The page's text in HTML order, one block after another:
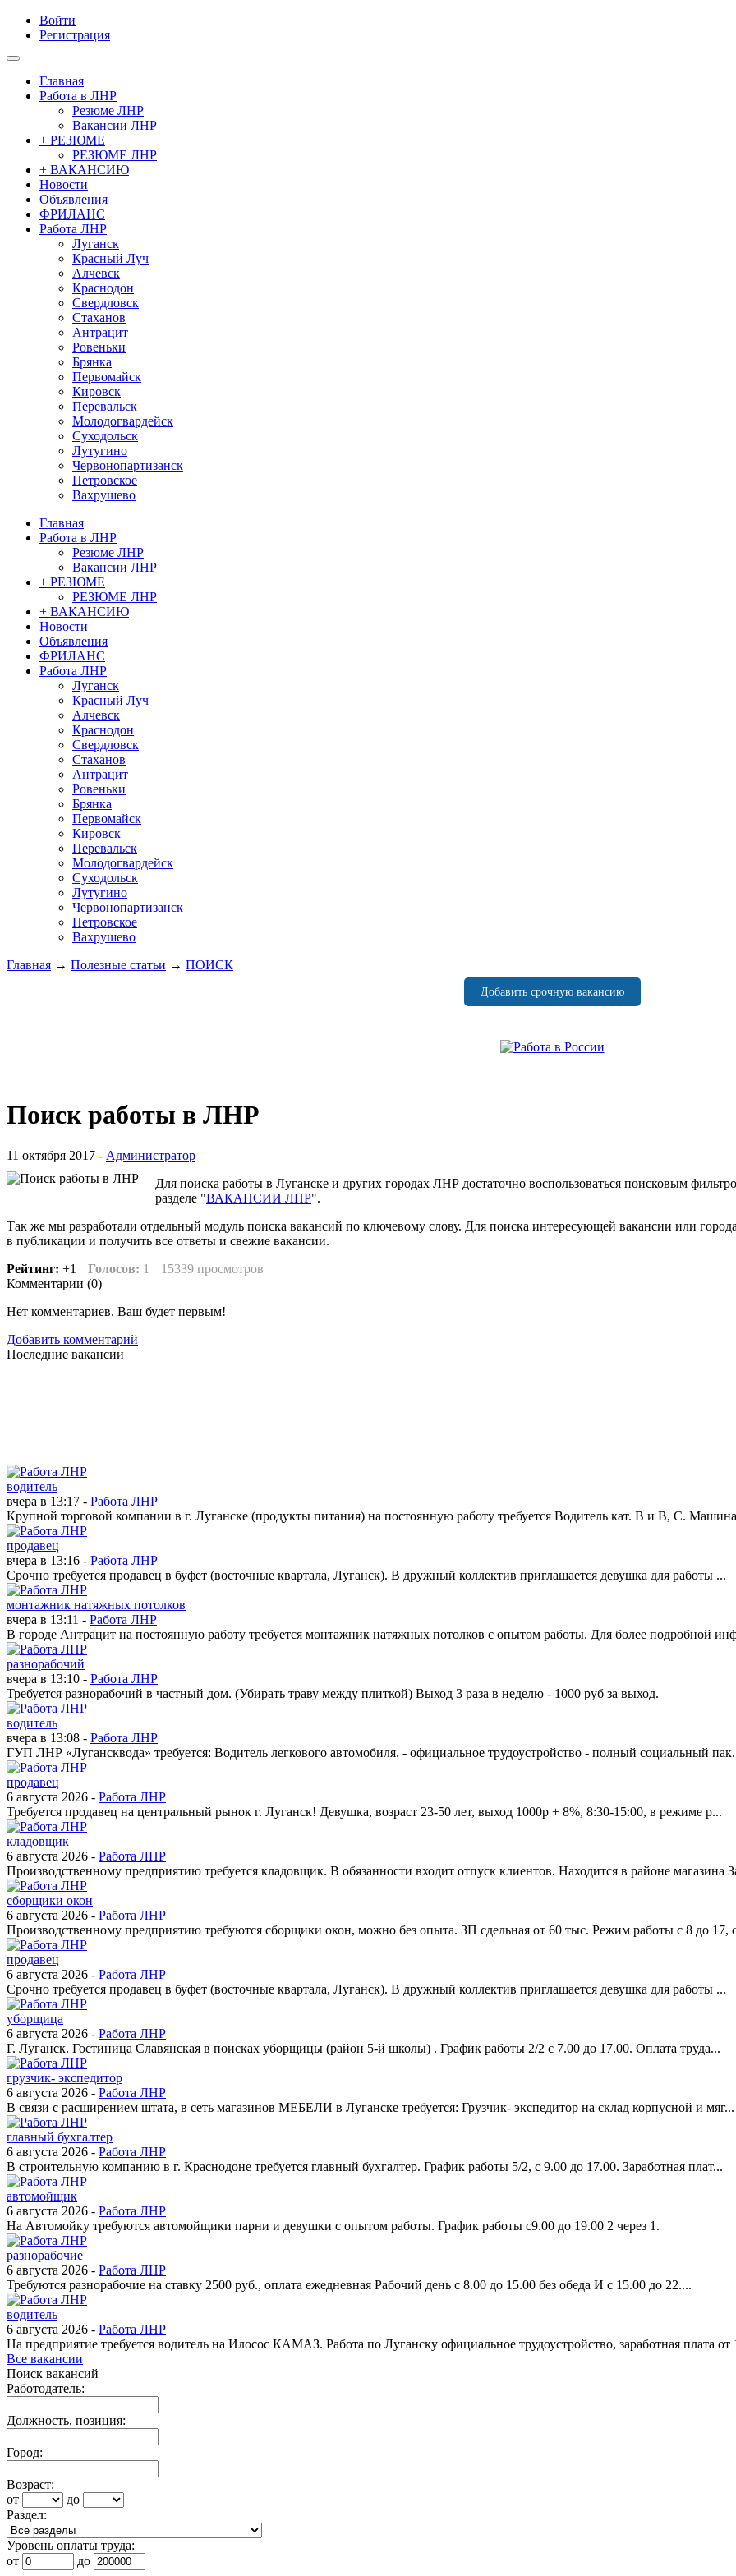
Войти
Регистрация
Главная
Работа в ЛНР
Резюме ЛНР
Вакансии ЛНР
+ РЕЗЮМЕ
РЕЗЮМЕ ЛНР
+ ВАКАНСИЮ
Новости
Объявления
ФРИЛАНС
Работа ЛНР
Луганск
Красный Луч
Алчевск
Краснодон
Свердловск
Стаханов
Антрацит
Ровеньки
Брянка
Первомайск
Кировск
Перевальск
Молодогвардейск
Суходольск
Лутугино
Червонопартизанск
Петровское
Вахрушево
Главная
Работа в ЛНР
Резюме ЛНР
Вакансии ЛНР
+ РЕЗЮМЕ
РЕЗЮМЕ ЛНР
+ ВАКАНСИЮ
Новости
Объявления
ФРИЛАНС
Работа ЛНР
Луганск
Красный Луч
Алчевск
Краснодон
Свердловск
Стаханов
Антрацит
Ровеньки
Брянка
Первомайск
Кировск
Перевальск
Молодогвардейск
Суходольск
Лутугино
Червонопартизанск
Петровское
Вахрушево
Главная → Полезные статьи → ПОИСК
Добавить срочную вакансию
Поиск работы в ЛНР
11 октября 2017 - Администратор
Для поиска работы в Луганске и других городах ЛНР достаточно воспользоваться поисковым
разделе "ВАКАНСИИ ЛНР".
Так же мы разработали отдельный модуль поиска вакансий по ключевому слову. Для поиска интересующей вакансии или
в публикации и получить все ответы и свежие вакансии.
Рейтинг: +1 Голосов: 1
15339 просмотров
Комментарии (0)
Нет комментариев. Ваш будет первым!
Добавить комментарий
Последние вакансии
водитель
вчера в 13:17 - Работа ЛНР
Крупной торговой компании в г. Луганске (продукты питания) на постоянную работу требуется Водитель кат. В и В, С.
продавец
вчера в 13:16 - Работа ЛНР
Срочно требуется продавец в буфет (восточные квартала, Луганск). В дружный коллектив приглашается девушка для работы ...
монтажник натяжных потолков
вчера в 13:11 - Работа ЛНР
В городе Антрацит на постоянную работу требуется монтажник натяжных потолков с опытом работы. Для более подробной
разнорабочий
вчера в 13:10 - Работа ЛНР
Требуется разнорабочий в частный дом. (Убирать траву между плиткой) Выход 3 раза в неделю - 1000 руб за выход.
водитель
вчера в 13:08 - Работа ЛНР
ГУП ЛНР «Лугансквода» требуется: Водитель легкового автомобиля. - официальное трудоустройство - полный социальный
продавец
6 августа 2026 - Работа ЛНР
Требуется продавец на центральный рынок г. Луганск! Девушка, возраст 23-50 лет, выход 1000р + 8%, 8:30-15:00, в режиме р...
кладовщик
6 августа 2026 - Работа ЛНР
Производственному предприятию требуется кладовщик. В обязанности входит отпуск клиентов. Находится в районе магазина
сборщики окон
6 августа 2026 - Работа ЛНР
Производственному предприятию требуются сборщики окон, можно без опыта. ЗП сдельная от 60 тыс. Режим работы с 8 до 17,
продавец
6 августа 2026 - Работа ЛНР
Срочно требуется продавец в буфет (восточные квартала, Луганск). В дружный коллектив приглашается девушка для работы ...
уборщица
6 августа 2026 - Работа ЛНР
Г. Луганск. Гостиница Славянская в поисках уборщицы (район 5-й школы) . График работы 2/2 с 7.00 до 17.00. Оплата труда...
грузчик- экспедитор
6 августа 2026 - Работа ЛНР
В связи с расширением штата, в сеть магазинов МЕБЕЛИ в Луганске требуется: Грузчик- экспедитор на склад корпусной и мяг...
главный бухгалтер
6 августа 2026 - Работа ЛНР
В строительную компанию в г. Краснодоне требуется главный бухгалтер. График работы 5/2, с 9.00 до 17.00. Заработная плат...
автомойщик
6 августа 2026 - Работа ЛНР
На Автомойку требуются автомойщики парни и девушки с опытом работы. График работы с9.00 до 19.00 2 через 1.
разнорабочие
6 августа 2026 - Работа ЛНР
Требуются разнорабочие на ставку 2500 руб., оплата ежедневная Рабочий день с 8.00 до 15.00 без обеда И с 15.00 до 22....
водитель
6 августа 2026 - Работа ЛНР
На предприятие требуется водитель на Илосос КАМАЗ. Работа по Луганску официальное трудоустройство, заработная плата от
Все вакансии
Поиск вакансий
Работодатель:
Должность, позиция:
Город:
Возраст:
от
до
Раздел:
Уровень оплаты труда:
от
до